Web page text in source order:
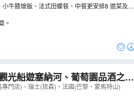
牛膝燴飯、法式田螺餐、中餐更安排8 道菜及1
。
光船遊塞納河、葡萄園品酒之
-鐵力士峰、茵斯布魯克-金屋頂
門店)、瑞士(琉森)、法國(巴黎、蒙馬特山)